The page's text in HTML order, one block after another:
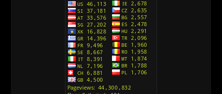
Action Man (2000) Sinhronizovano na Hrvatski
Andjeoski Prijatelji (Sinhronizovano na Srpski)
Ajkuca (Sharkdog) Sinhronizovano na Srpski